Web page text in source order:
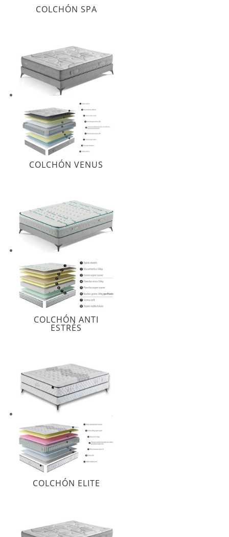
COLCHÓN SPA
COLCHÓN VENUS
COLCHÓN ANTI
ESTRÉS
COLCHÓN ELITE